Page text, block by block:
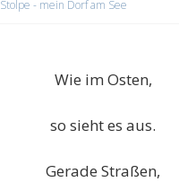
Stolpe - mein Dorf am See
Wie im Osten,
so sieht es aus.
Gerade Straßen,